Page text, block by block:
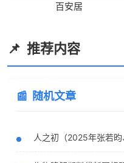
百安居
推荐内容
随机文章
人之初（2025年张若昀